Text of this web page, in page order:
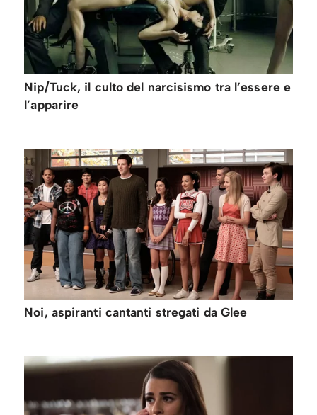
Nip/Tuck, il culto del narcisismo tra l’essere e
l’apparire
Noi, aspiranti cantanti stregati da Glee